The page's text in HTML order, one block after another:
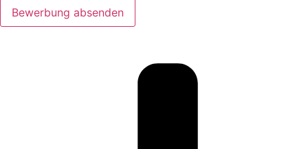
Bewerbung absenden